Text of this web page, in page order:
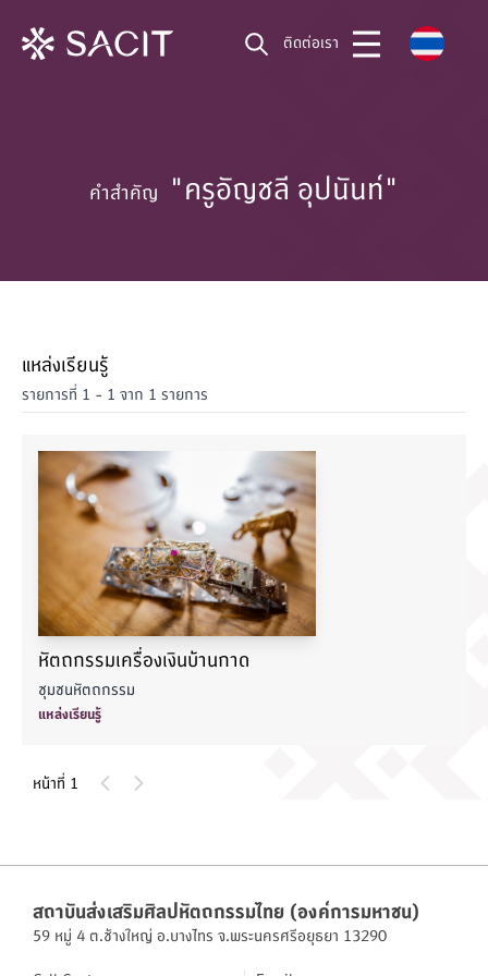
ติดต่อเรา
คำสำคัญ "ครูอัญชลี อุปนันท์"
แหล่งเรียนรู้
รายการที่ 1 - 1 จาก 1 รายการ
หัตถกรรมเครื่องเงินบ้านกาด
ชุมชนหัตถกรรม
แหล่งเรียนรู้
หน้าที่ 1
สถาบันส่งเสริมศิลปหัตถกรรมไทย (องค์การมหาชน)
59 หมู่ 4 ต.ช้างใหญ่ อ.บางไทร จ.พระนครศรีอยุธยา 13290